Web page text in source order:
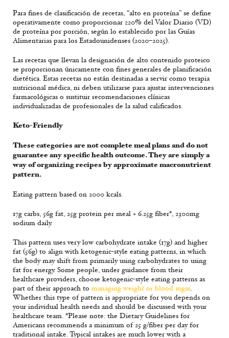
Para fines de clasificación de recetas, “alto en proteína” se define
operativamente como proporcionar ≥20% del Valor Diario (VD)
de proteína por porción, según lo establecido por las Guías
Alimentarias para los Estadounidenses (2020–2025).
Las recetas que llevan la designación de alto contenido proteico
se proporcionan únicamente con fines generales de planificación
dietética. Estas recetas no están destinadas a servir como terapia
nutricional médica, ni deben utilizarse para ajustar intervenciones
farmacológicas o sustituir recomendaciones clínicas
individualizadas de profesionales de la salud calificados.
Keto-Friendly
These categories are not complete meal plans and do not
guarantee any specific health outcome. They are simply a
way of organizing recipes by approximate macronutrient
pattern.
Eating pattern based on 2000 kcals.
17g carbs, 56g fat, 25g protein per meal + 6.25g fiber*, 2300mg
sodium daily.
This pattern uses very low carbohydrate intake (17g) and higher
fat (56g) to align with ketogenic-style eating patterns, in which
the body may shift from primarily using carbohydrates to using
fat for energy. Some people, under guidance from their
healthcare providers, choose ketogenic-style eating patterns as
part of their approach to managing weight or blood sugar.
Whether this type of pattern is appropriate for you depends on
your individual health needs and should be discussed with your
healthcare team. *Please note: the Dietary Guidelines for
Americans recommends a minimum of 25 g/fiber per day for
traditional intake. Typical intakes are much lower with a